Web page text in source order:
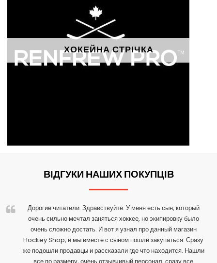
ХОКЕЙНА СТРІЧКА
ВІДГУКИ НАШИХ ПОКУПЦІВ
Дорогие читатели. Здравствуйте. У меня есть сын, который
очень сильно мечтал заняться хоккее, но экипировку было
очень сложно достать. И вот я узнал про данный магазин
Hockey Shop, и мы вместе с сыном пошли закупаться. Сразу
же подошли продавцы и рассказали где что находится. Нашли